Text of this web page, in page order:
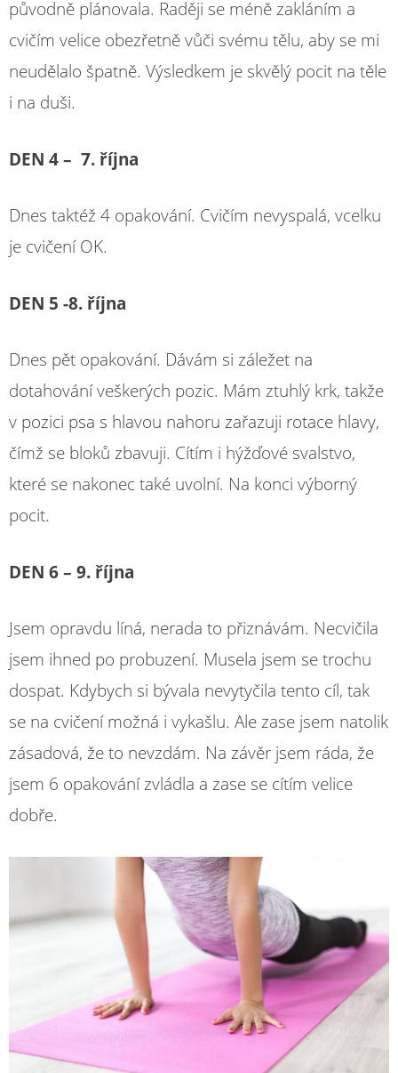
původně plánovala. Raději se méně zakláním a
cvičím velice obezřetně vůči svému tělu, aby se mi
neudělalo špatně. Výsledkem je skvělý pocit na těle
i na duši.
DEN 4 – 7. října
Dnes taktéž 4 opakování. Cvičím nevyspalá, vcelku
je cvičení OK.
DEN 5 -8. října
Dnes pět opakování. Dávám si záležet na
dotahování veškerých pozic. Mám ztuhlý krk, takže
v pozici psa s hlavou nahoru zařazuji rotace hlavy,
čímž se bloků zbavuji. Cítím i hýžďové svalstvo,
které se nakonec také uvolní. Na konci výborný
pocit.
DEN 6 – 9. října
Jsem opravdu líná, nerada to přiznávám. Necvičila
jsem ihned po probuzení. Musela jsem se trochu
dospat. Kdybych si bývala nevytyčila tento cíl, tak
se na cvičení možná i vykašlu. Ale zase jsem natolik
zásadová, že to nevzdám. Na závěr jsem ráda, že
jsem 6 opakování zvládla a zase se cítím velice
dobře.